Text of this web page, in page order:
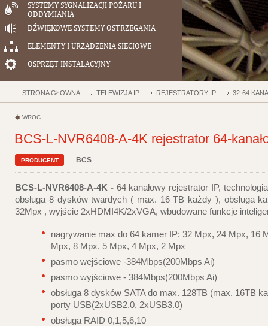
SYSTEMY SYGNALIZACJI POŻARU I
ODDYMIANIA
DŹWIĘKOWE SYSTEMY OSTRZEGANIA
ELEMENTY I URZĄDZENIA SIECIOWE
OSPRZĘT INSTALACYJNY
STRONA GŁÓWNA TELEWIZJA IP REJESTRATORY IP 32-64
WRÓĆ
BCS-L-NVR6408-A-4K rejestrator 64-
PRODUCENT BCS
BCS-L-NVR6408-A-4K - 64 kanałowy rejestrator IP,
obsługa 8 dysków twardych ( max. 16 TB każdy ), obsługa
32Mpx , wyjście 2xHDMI4K/2xVGA, wbudowane funkcje
nagrywanie max do 64 kamer IP: 32 Mpx, 24 Mpx, 16
Mpx, 8 Mpx, 5 Mpx, 4 Mpx, 2 Mpx
pasmo wejściowe -384Mbps(200Mbps Ai)
pasmo wyjściowe - 384Mbps(200Mbps Ai)
obsługa 8 dysków SATA do max. 128TB (max. 16TB
porty USB(2xUSB2.0, 2xUSB3.0)
obsługa RAID 0,1,5,6,10